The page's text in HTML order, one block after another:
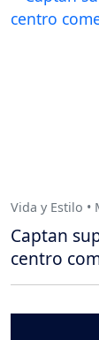
Vida y Estilo •
Captan
centro